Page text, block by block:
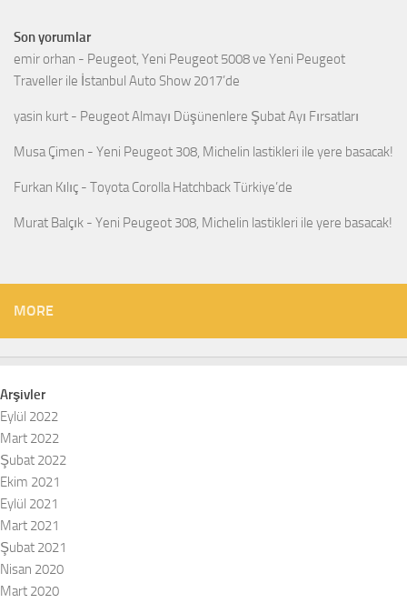
Son yorumlar
emir orhan - Peugeot, Yeni Peugeot 5008 ve Yeni Peugeot
Traveller ile İstanbul Auto Show 2017’de
yasin kurt - Peugeot Almayı Düşünenlere Şubat Ayı Fırsatları
Musa Çimen - Yeni Peugeot 308, Michelin lastikleri ile yere basacak!
Furkan Kılıç - Toyota Corolla Hatchback Türkiye’de
Murat Balçık - Yeni Peugeot 308, Michelin lastikleri ile yere basacak!
MORE
Arşivler
Eylül 2022
Mart 2022
Şubat 2022
Ekim 2021
Eylül 2021
Mart 2021
Şubat 2021
Nisan 2020
Mart 2020